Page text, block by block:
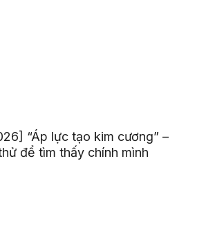
“Áp lực tạo kim cương” –
để tìm thấy chính mình